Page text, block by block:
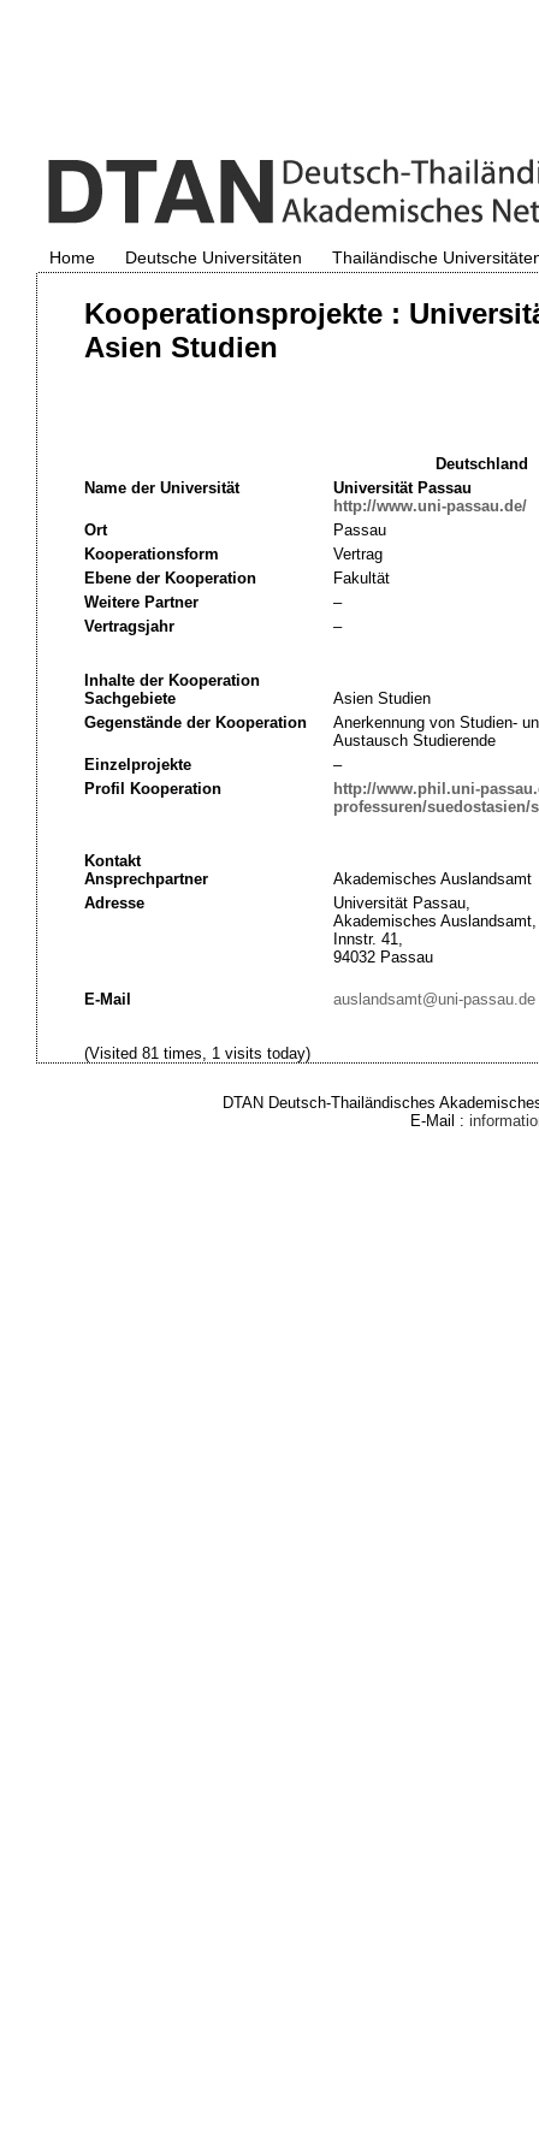
Home Deutsche Universitäten Thailändische
Kooperationsprojekte :
Asien Studien
Deutschland
Name der Universität
Universität Passau
http://www.uni-passau.de/
Ort
Passau
Kooperationsform
Vertrag
Ebene der Kooperation
Fakultät
Weitere Partner
–
Vertragsjahr
–
Inhalte der Kooperation
Sachgebiete
Asien Studien
Gegenstände der Kooperation
Anerkennung von Studien-
Austausch Studierende
Einzelprojekte
–
Profil Kooperation
http://www.phil.uni-
professuren/suedostasien/
Kontakt
Ansprechpartner
Akademisches Auslandsamt
Adresse
Universität Passau,
Akademisches Auslandsamt,
Innstr. 41,
94032 Passau
E-Mail auslandsamt@uni-passau.de
(Visited 81 times, 1 visits today)
DTAN Deutsch-Thailändisches
E-Mail :